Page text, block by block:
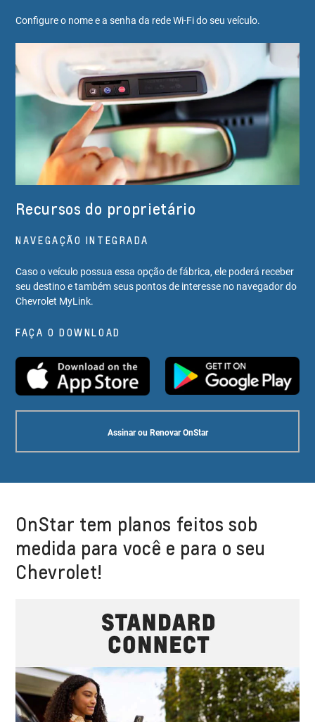
Configure o nome e a senha da rede Wi-Fi do seu veículo.
Recursos do proprietário
NAVEGAÇÃO INTEGRADA
Caso o veículo possua essa opção de fábrica, ele poderá receber
seu destino e também seus pontos de interesse no navegador do
Chevrolet MyLink.
FAÇA O DOWNLOAD
Assinar ou Renovar OnStar
OnStar tem planos feitos sob
medida para você e para o seu
Chevrolet!